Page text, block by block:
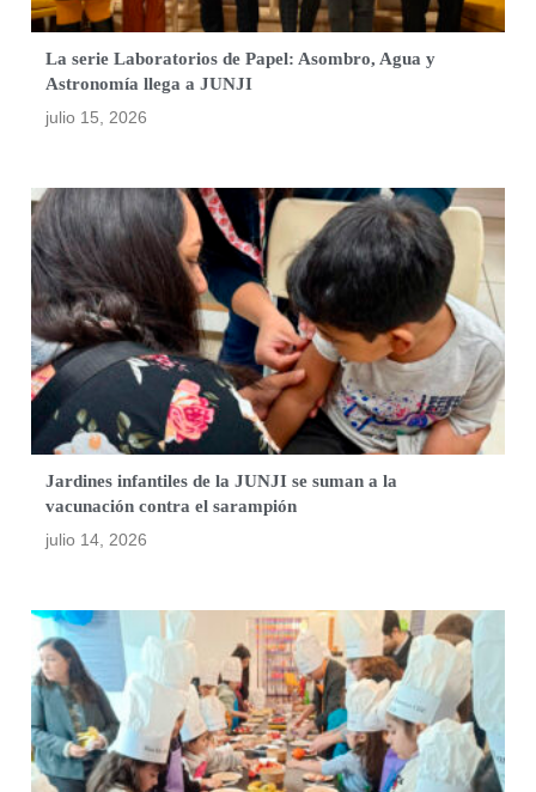
La serie Laboratorios de Papel: Asombro, Agua y
Astronomía llega a JUNJI
julio 15, 2026
Jardines infantiles de la JUNJI se suman a la
vacunación contra el sarampión
julio 14, 2026